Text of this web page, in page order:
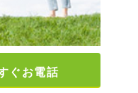
ぐお電話